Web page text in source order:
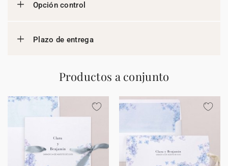
Opción control
Plazo de entrega
Productos a conjunto